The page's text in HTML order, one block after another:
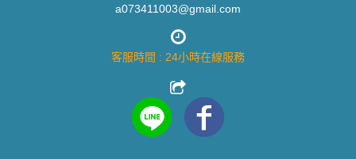
a073411003@gmail.com
客服時間 : 24小時在線服務